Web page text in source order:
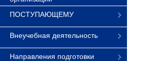
ПОСТУПАЮЩЕМУ
Внеучебная деятельность
Направления подготовки